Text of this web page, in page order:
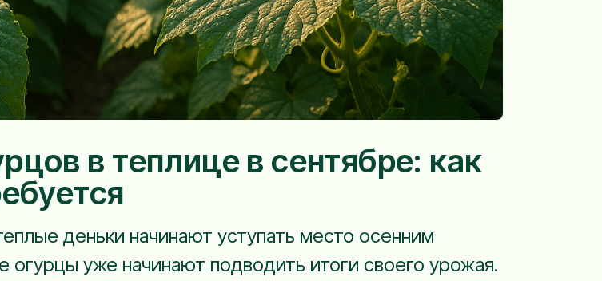
в теплице в сентябре: как
деньки начинают уступать место осенним
уже начинают подводить итоги своего урожая.